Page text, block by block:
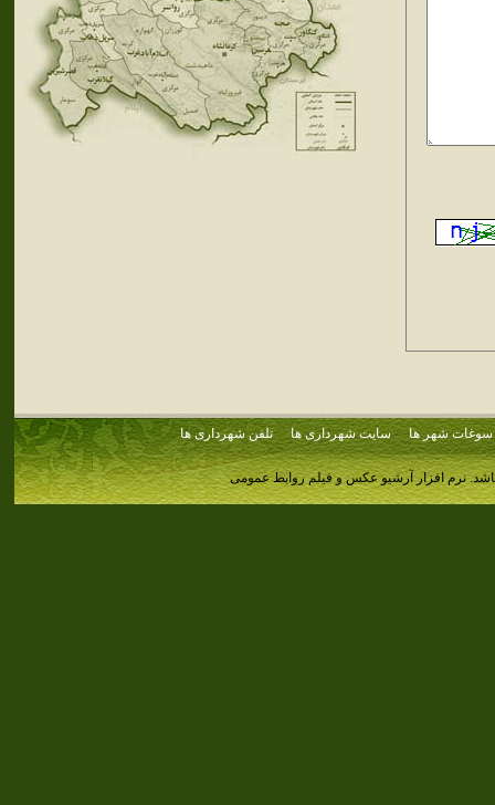
سوغات شهر ها سایت شهرداری ها تلفن شهرداری ها
نرم افزار آرشیو عکس و فیلم روابط عمومی